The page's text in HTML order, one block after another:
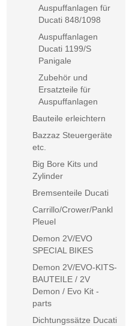
Auspuffanlagen für
Ducati 848/1098
Auspuffanlagen
Ducati 1199/S
Panigale
Zubehör und
Ersatzteile für
Auspuffanlagen
Bauteile erleichtern
Bazzaz Steuergeräte
etc.
Big Bore Kits und
Zylinder
Bremsenteile Ducati
Carrillo/Crower/Pankl
Pleuel
Demon 2V/EVO
SPECIAL BIKES
Demon 2V/EVO-KITS-
BAUTEILE / 2V
Demon / Evo Kit -
parts
Dichtungssätze Ducati